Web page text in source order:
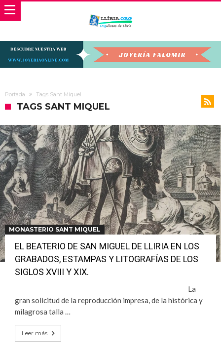
Portada Tags Sant Miquel
TAGS SANT MIQUEL
MONASTERIO SANT MIQUEL
EL BEATERIO DE SAN MIGUEL DE LLIRIA EN LOS
GRABADOS, ESTAMPAS Y LITOGRAFÍAS DE LOS
SIGLOS XVIII Y XIX.
La
gran solicitud de la reproducción impresa, de la histórica y
milagrosa talla …
Leer más